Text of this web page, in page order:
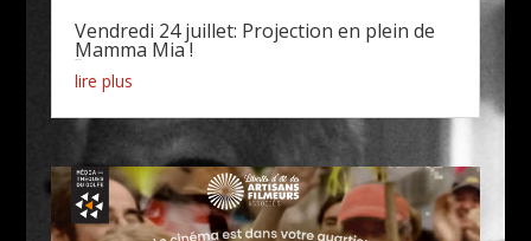
Vendredi 24 juillet: Projection en plein de
Mamma Mia !
lire plus